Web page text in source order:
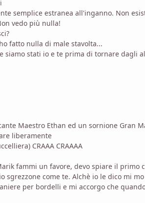
semplice estranea all'inganno. Non
vedo più nulla!
fatto nulla di male stavolta...
siamo stati io e te prima di tornare dagli
Maestro Ethan ed un sornione Gran
liberamente
CRAAA CRAAAA
fammi un favore, devo spiare il
come te. Alchè io le dico mi
per bordelli e mi accorgo che